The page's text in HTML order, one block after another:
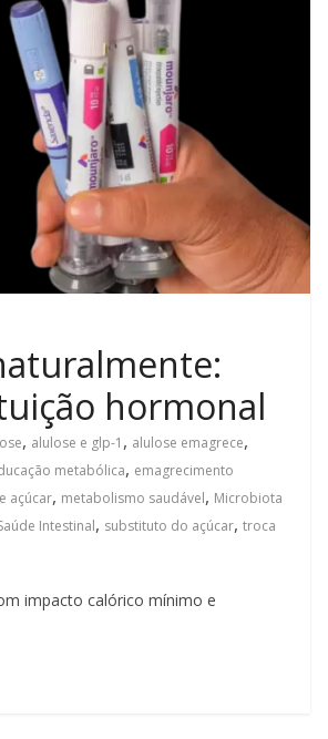
hormonal
, alulose e glp-1 , alulose emagrece,
metabólica, emagrecimento
açúcar, metabolismo saudável, Microbiota
Intestinal, substituto do açúcar, troca
impacto calórico mínimo e